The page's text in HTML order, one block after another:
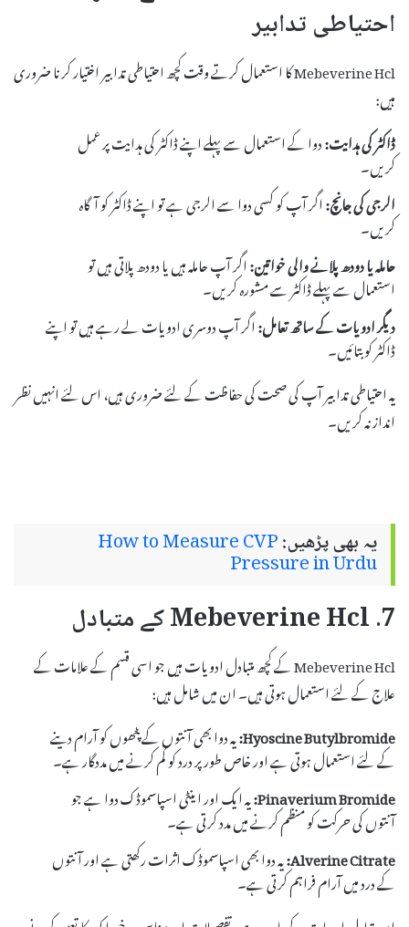
احتیاطی تدابیر
Mebeverine Hcl کا استعمال کرتے وقت کچھ احتیاطی تدابیر اختیار کرنا ضروری
ہیں:
ڈاکٹر کی ہدایت:دوا کے استعمال سے پہلے اپنے ڈاکٹر کی ہدایت پر عمل
کریں۔
الرجی کی جانچ:اگر آپ کو کسی دوا سے الرجی ہے تو اپنے ڈاکٹر کو آگاہ
کریں۔
حاملہ یا دودھ پلانے والی خواتین:اگر آپ حاملہ ہیں یا دودھ پلاتی ہیں تو
استعمال سے پہلے ڈاکٹر سے مشورہ کریں۔
دیگر ادویات کے ساتھ تعامل:اگر آپ دوسری ادویات لے رہے ہیں تو اپنے
ڈاکٹر کو بتائیں۔
یہ احتیاطی تدابیر آپ کی صحت کی حفاظت کے لئے ضروری ہیں، اس لئے انہیں نظر
انداز نہ کریں۔
یہ بھی پڑھیں:How to Measure CVP
Pressure in Urdu
7. Mebeverine Hcl کے متبادل
Mebeverine Hcl کے کچھ متبادل ادویات ہیں جو اسی قسم کے علامات کے
علاج کے لئے استعمال ہوتی ہیں۔ ان میں شامل ہیں:
Hyoscine Butylbromide:یہ دوا بھی آنتوں کے پٹھوں کو آرام دینے
کے لئے استعمال ہوتی ہے اور خاص طور پر درد کو کم کرنے میں مددگار ہے۔
Pinaverium Bromide:یہ ایک اور اینٹی اسپاسموڈک دوا ہے جو
آنتوں کی حرکت کو منظم کرنے میں مدد کرتی ہے۔
Alverine Citrate:یہ دوا بھی اسپاسموڈک اثرات رکھتی ہے اور آنتوں
کے درد میں آرام فراہم کرتی ہے۔